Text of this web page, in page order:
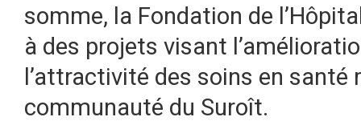
somme, la Fondation de
à des projets visant
l’attractivité des soins en
communauté du Suroît.